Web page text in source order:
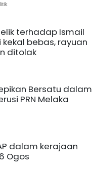
terhadap Ismail
kekal bebas, rayuan
ditolak
Bersatu dalam
PRN Melaka
dalam kerajaan
Ogos